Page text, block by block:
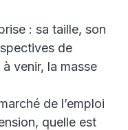
: sa taille, son
de
venir, la masse
de l’emploi
quelle est